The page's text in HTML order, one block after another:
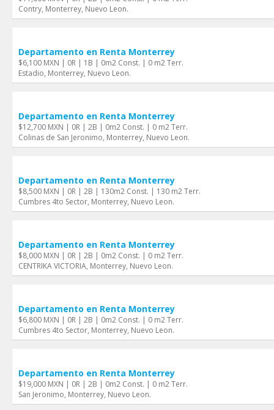
Contry, Monterrey, Nuevo Leon.
Departamento en Renta Monterrey
$6,100 MXN | 0R | 1B | 0m2 Const. | 0 m2 Terr.
Estadio, Monterrey, Nuevo Leon.
Departamento en Renta Monterrey
$12,700 MXN | 0R | 2B | 0m2 Const. | 0 m2 Terr.
Colinas de San Jeronimo, Monterrey, Nuevo Leon.
Departamento en Renta Monterrey
$8,500 MXN | 0R | 2B | 130m2 Const. | 130 m2 Terr.
Cumbres 4to Sector, Monterrey, Nuevo Leon.
Departamento en Renta Monterrey
$8,000 MXN | 0R | 2B | 0m2 Const. | 0 m2 Terr.
CENTRIKA VICTORIA, Monterrey, Nuevo Leon.
Departamento en Renta Monterrey
$6,800 MXN | 0R | 2B | 0m2 Const. | 0 m2 Terr.
Cumbres 4to Sector, Monterrey, Nuevo Leon.
Departamento en Renta Monterrey
$19,000 MXN | 0R | 2B | 0m2 Const. | 0 m2 Terr.
San Jeronimo, Monterrey, Nuevo Leon.